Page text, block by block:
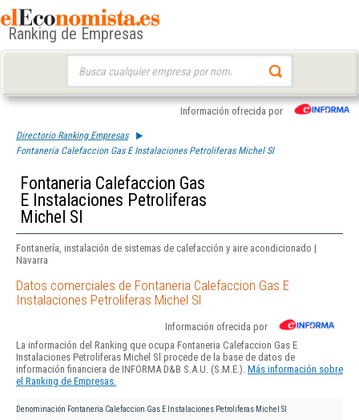
Ranking de Empresas
Información ofrecida por
Directorio Ranking Empresas
Fontaneria Calefaccion Gas E Instalaciones Petroliferas Michel Sl
Fontaneria Calefaccion Gas
E Instalaciones Petroliferas
Michel Sl
Fontanería, instalación de sistemas de calefacción y aire acondicionado |
Navarra
Datos comerciales de Fontaneria Calefaccion Gas E
Instalaciones Petroliferas Michel Sl
Información ofrecida por
La información del Ranking que ocupa Fontaneria Calefaccion Gas E
Instalaciones Petroliferas Michel Sl procede de la base de datos de
información financiera de INFORMA D&B S.A.U. (S.M.E.). Más información sobre
el Ranking de Empresas.
Denominación Fontaneria Calefaccion Gas E Instalaciones Petroliferas Michel Sl